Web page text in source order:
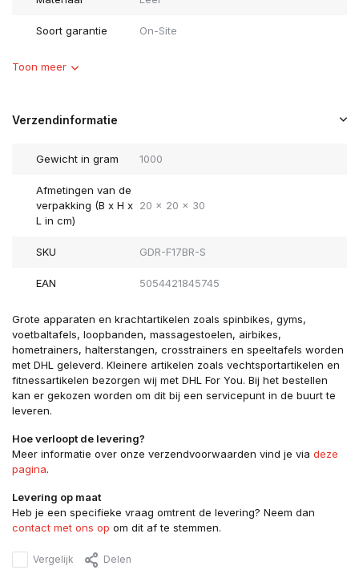
Soort garantie On-Site
Toon meer
Verzendinformatie
Gewicht in gram 1000
Afmetingen van de
verpakking (B x H x
L in cm)
20 x 20 x 30
SKU GDR-F17BR-S
EAN 5054421845745
Grote apparaten en krachtartikelen zoals spinbikes, gyms,
voetbaltafels, loopbanden, massagestoelen, airbikes,
hometrainers, halterstangen, crosstrainers en speeltafels worden
met DHL geleverd. Kleinere artikelen zoals vechtsportartikelen en
fitnessartikelen bezorgen wij met DHL For You. Bij het bestellen
kan er gekozen worden om dit bij een servicepunt in de buurt te
leveren.
Hoe verloopt de levering?
Meer informatie over onze verzendvoorwaarden vind je via deze
pagina.
Levering op maat
Heb je een specifieke vraag omtrent de levering? Neem dan
contact met ons op om dit af te stemmen.
Vergelijk Delen